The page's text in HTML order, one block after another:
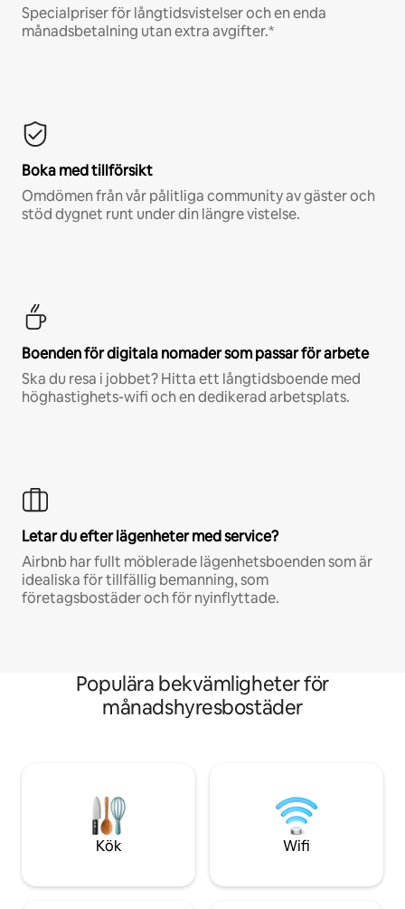
Specialpriser för långtidsvistelser och en enda
månadsbetalning utan extra avgifter.*
Boka med tillförsikt
Omdömen från vår pålitliga community av gäster och
stöd dygnet runt under din längre vistelse.
Boenden för digitala nomader som passar för arbete
Ska du resa i jobbet? Hitta ett långtidsboende med
höghastighets-wifi och en dedikerad arbetsplats.
Letar du efter lägenheter med service?
Airbnb har fullt möblerade lägenhetsboenden som är
idealiska för tillfällig bemanning, som
företagsbostäder och för nyinflyttade.
Populära bekvämligheter för
månadshyresbostäder
Kök Wifi